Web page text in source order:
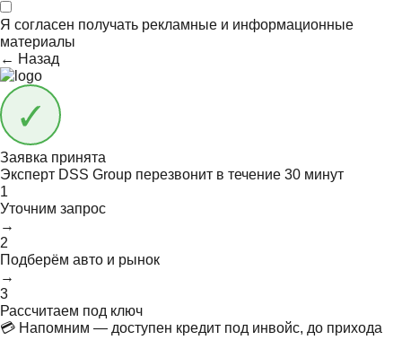
Я согласен получать рекламные и информационные
материалы
← Назад
Заявка принята
Эксперт DSS Group перезвонит в течение 30 минут
1
Уточним запрос
→
2
Подберём авто и рынок
→
3
Рассчитаем под ключ
💳 Напомним — доступен кредит под инвойс, до прихода